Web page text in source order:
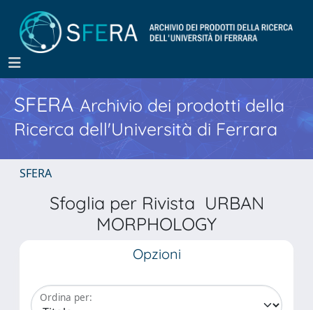
SFERA Archivio dei prodotti della
Ricerca dell'Università di Ferrara
SFERA
Sfoglia per Rivista URBAN
MORPHOLOGY
Opzioni
Ordina per: